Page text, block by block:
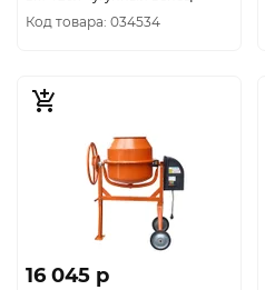
Код товара: 034534
16 045 p